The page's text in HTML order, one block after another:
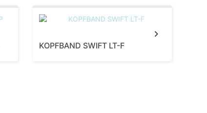
KOPFBAND SWIFT LT-F